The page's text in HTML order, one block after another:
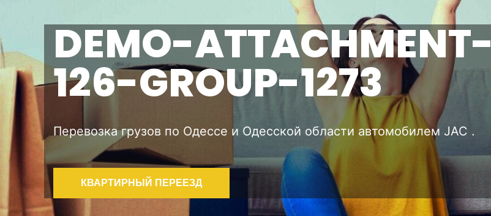
DEMO-ATTACHMENT-
126-GROUP-1273
Перевозка грузов по Одессе и Одесской области автомобилем JAC .
КВАРТИРНЫЙ ПЕРЕЕЗД